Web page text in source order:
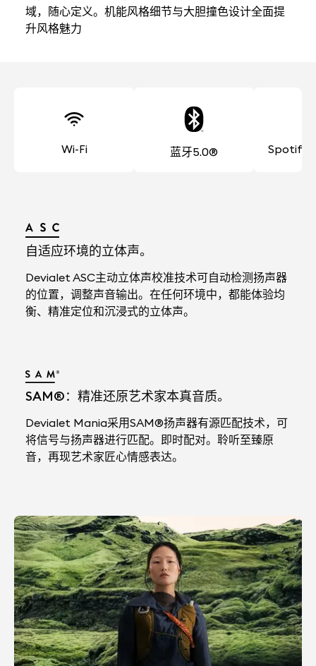
域，随心定义。机能风格细节与大胆撞色设计全面提
升风格魅力
Wi-Fi 蓝牙5.0® Spotify
自适应环境的立体声。
Devialet ASC主动立体声校准技术可自动检测扬声器
的位置，调整声音输出。在任何环境中，都能体验均
衡、精准定位和沉浸式的立体声。
SAM®：精准还原艺术家本真音质。
Devialet Mania采用SAM®扬声器有源匹配技术，可
将信号与扬声器进行匹配。即时配对。聆听至臻原
音，再现艺术家匠心情感表达。